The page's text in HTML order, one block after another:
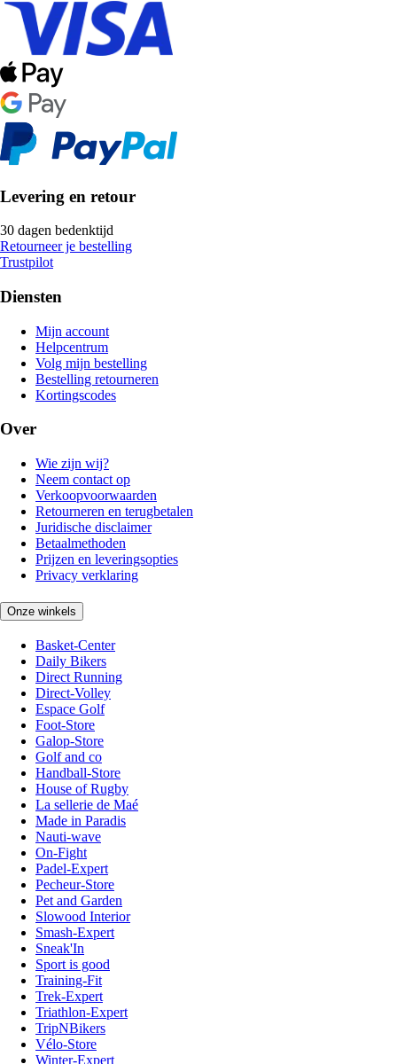
Levering en retour
30 dagen bedenktijd
Retourneer je bestelling
Trustpilot
Diensten
Mijn account
Helpcentrum
Volg mijn bestelling
Bestelling retourneren
Kortingscodes
Over
Wie zijn wij?
Neem contact op
Verkoopvoorwaarden
Retourneren en terugbetalen
Juridische disclaimer
Betaalmethoden
Prijzen en leveringsopties
Privacy verklaring
Onze winkels
Basket-Center
Daily Bikers
Direct Running
Direct-Volley
Espace Golf
Foot-Store
Galop-Store
Golf and co
Handball-Store
House of Rugby
La sellerie de Maé
Made in Paradis
Nauti-wave
On-Fight
Padel-Expert
Pecheur-Store
Pet and Garden
Slowood Interior
Smash-Expert
Sneak'In
Sport is good
Training-Fit
Trek-Expert
Triathlon-Expert
TripNBikers
Vélo-Store
Winter-Expert